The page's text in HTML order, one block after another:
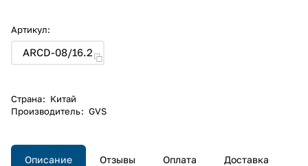
Артикул:
ARCD-08/16.2
Страна: Китай
Производитель: GVS
Описание Отзывы Оплата Доставка